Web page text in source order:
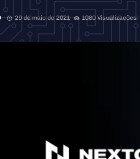
29 de maio de 2021 1080 Visualizações